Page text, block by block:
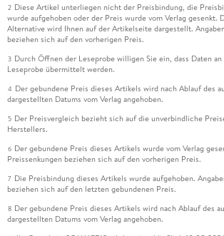
2 Diese Artikel unterliegen nicht der Preisbindung, die
wurde aufgehoben oder der Preis wurde vom Verlag gesenkt.
Alternative wird Ihnen auf der Artikelseite dargestellt.
beziehen sich auf den vorherigen Preis.
3 Durch Öffnen der Leseprobe willigen Sie ein, dass Daten
Leseprobe übermittelt werden.
4 Der gebundene Preis dieses Artikels wird nach Ablauf des
dargestellten Datums vom Verlag angehoben.
5 Der Preisvergleich bezieht sich auf die unverbindliche
Herstellers.
6 Der gebundene Preis dieses Artikels wurde vom Verlag
Preissenkungen beziehen sich auf den vorherigen Preis.
7 Die Preisbindung dieses Artikels wurde aufgehoben.
beziehen sich auf den letzten gebundenen Preis.
8 Der gebundene Preis dieses Artikels wird nach Ablauf des
dargestellten Datums vom Verlag angehoben.